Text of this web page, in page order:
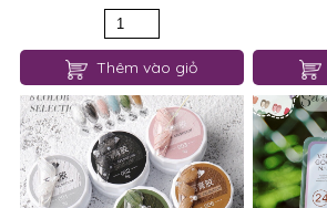
Thêm vào giỏ